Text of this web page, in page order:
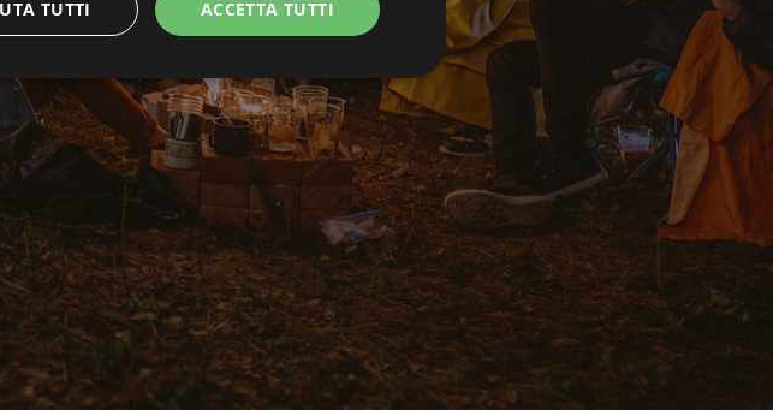
GERMAN
ITALIAN
FRENCH
CZECH
DUTCH
SLOVAK
ACCETTA TUTTI
TUTTI